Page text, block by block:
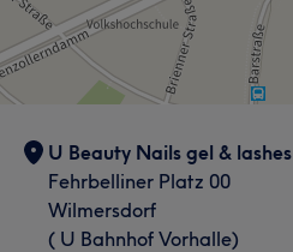
U Beauty Nails gel & lashes
Fehrbelliner Platz 00
Wilmersdorf
( U Bahnhof Vorhalle)